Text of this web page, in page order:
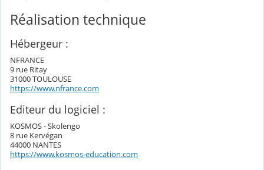
Réalisation technique
Hébergeur :
NFRANCE
9 rue Ritay
31000 TOULOUSE
https://www.nfrance.com
Editeur du logiciel :
KOSMOS - Skolengo
8 rue Kervégan
44000 NANTES
https://www.kosmos-education.com